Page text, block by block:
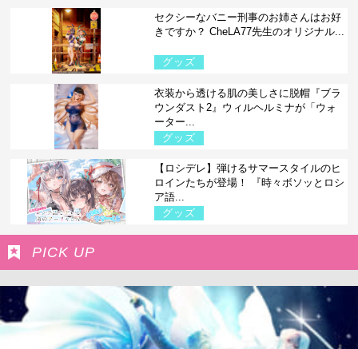
セクシーなバニー刑事のお姉さんはお好
きですか？ CheLA77先生のオリジナル...
グッズ
衣装から透ける肌の美しさに脱帽『ブラ
ウンダスト2』ウィルヘルミナが「ウォ
ーター...
グッズ
【ロシデレ】弾けるサマースタイルのヒ
ロインたちが登場！ 『時々ボソッとロシ
ア語...
グッズ
PICK UP